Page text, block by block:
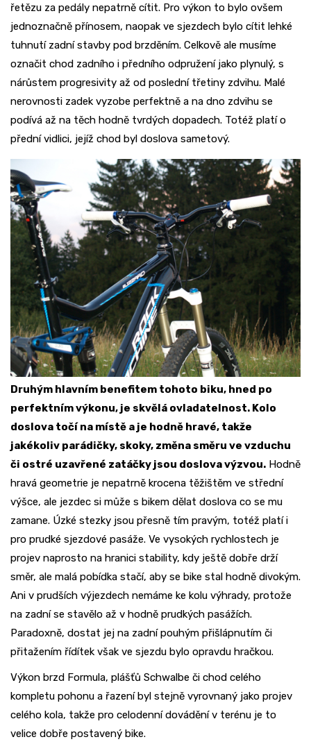
řetězu za pedály nepatrně cítit. Pro výkon to bylo ovšem
jednoznačně přínosem, naopak ve sjezdech bylo cítit lehké
tuhnutí zadní stavby pod brzděním. Celkově ale musíme
označit chod zadního i předního odpružení jako plynulý, s
nárůstem progresivity až od poslední třetiny zdvihu. Malé
nerovnosti zadek vyzobe perfektně a na dno zdvihu se
podívá až na těch hodně tvrdých dopadech. Totéž platí o
přední vidlici, jejíž chod byl doslova sametový.
Druhým hlavním benefitem tohoto biku, hned po
perfektním výkonu, je skvělá ovladatelnost. Kolo
doslova točí na místě a je hodně hravé, takže
jakékoliv parádičky, skoky, změna směru ve vzduchu
či ostré uzavřené zatáčky jsou doslova výzvou. Hodně
hravá geometrie je nepatrně krocena těžištěm ve střední
výšce, ale jezdec si může s bikem dělat doslova co se mu
zamane. Úzké stezky jsou přesně tím pravým, totéž platí i
pro prudké sjezdové pasáže. Ve vysokých rychlostech je
projev naprosto na hranici stability, kdy ještě dobře drží
směr, ale malá pobídka stačí, aby se bike stal hodně divokým.
Ani v prudších výjezdech nemáme ke kolu výhrady, protože
na zadní se stavělo až v hodně prudkých pasážích.
Paradoxně, dostat jej na zadní pouhým přišlápnutím či
přitažením řídítek však ve sjezdu bylo opravdu hračkou.
Výkon brzd Formula, plášťů Schwalbe či chod celého
kompletu pohonu a řazení byl stejně vyrovnaný jako projev
celého kola, takže pro celodenní dovádění v terénu je to
velice dobře postavený bike.